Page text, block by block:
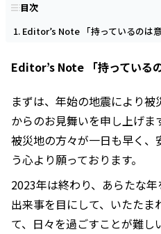
目次
Editor’s Note 「持っているのは
Editor’s Note 「持っている
まずは、年始の地震により
からのお見舞いを申し上げま
被災地の方々が一日も早く、
う心より願っております。
2023年は終わり、あらたな
出来事を目にして、いたた
て、日々を過ごすことが難